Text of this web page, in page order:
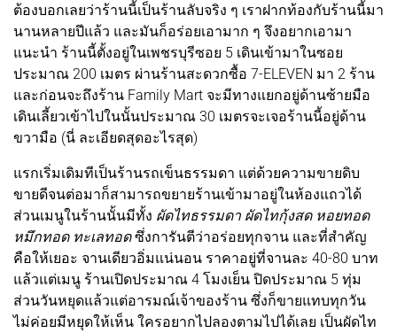
ต้องบอกเลยว่าร้านนี้เป็นร้านลับจริง ๆ เราฝากท้องกับร้านนี้มา
นานหลายปีแล้ว และมันก็อร่อยเอามาก ๆ จึงอยากเอามา
แนะนำ ร้านนี้ตั้งอยู่ในเพชรบุรีซอย 5 เดินเข้ามาในซอย
ประมาณ 200 เมตร ผ่านร้านสะดวกซื้อ 7-ELEVEN มา 2 ร้าน
และก่อนจะถึงร้าน Family Mart จะมีทางแยกอยู่ด้านซ้ายมือ
เดินเลี้ยวเข้าไปในนั้นประมาณ 30 เมตรจะเจอร้านนี้อยู่ด้าน
ขวามือ (นี่ ละเอียดสุดอะไรสุด)
แรกเริ่มเดิมทีเป็นร้านรถเข็นธรรมดา แต่ด้วยความขายดิบ
ขายดีจนต่อมาก็สามารถขยายร้านเข้ามาอยู่ในห้องแถวได้
ส่วนเมนูในร้านนั้นมีทั้ง ผัดไทธรรมดา ผัดไทกุ้งสด หอยทอด
หมึกทอด ทะเลทอดซึ่งการันตีว่าอร่อยทุกจาน และที่สำคัญ
คือให้เยอะ จานเดียวอิ่มแน่นอน ราคาอยู่ที่จานละ 40-80 บาท
แล้วแต่เมนู ร้านเปิดประมาณ 4 โมงเย็น ปิดประมาณ 5 ทุ่ม
ส่วนวันหยุดแล้วแต่อารมณ์เจ้าของร้าน ซึ่งก็ขายแทบทุกวัน
ไม่ค่อยมีหยุดให้เห็น ใครอยากไปลองตามไปได้เลย เป็นผัดไท